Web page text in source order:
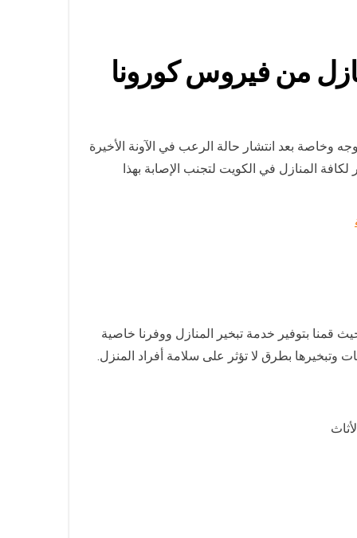
وخاصة بعد انتشار حالة الرعب في الآونة الأخيرة
المنازل في الكويت لتجنب الإصابة بهذا
بتوفير خدمة تبخير المنازل ووفرنا خاصية
وتبخيرها بطرق لا تؤثر على سلامة أفراد المنزل.